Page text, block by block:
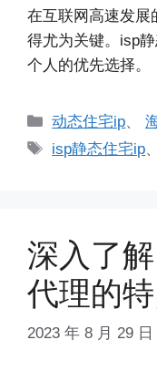
在互联网高速发展
得尤为关键。isp
个人的优先选择
分
类
动态住宅ip、
标
isp静态住宅ip、
深入了
代理的
2023 年 8 月 29 日